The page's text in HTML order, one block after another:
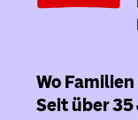
Wo
Seit über